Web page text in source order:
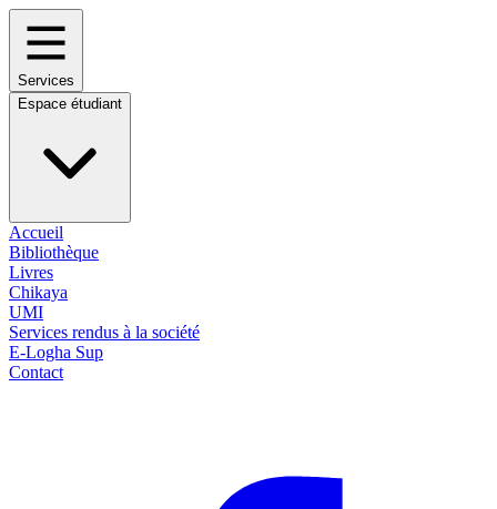
Services
Espace étudiant
Accueil
Bibliothèque
Livres
Chikaya
UMI
Services rendus à la société
E-Logha Sup
Contact